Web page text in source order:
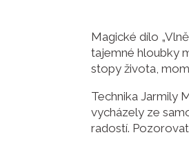
Magické dílo
tajemné hloubky
stopy života,
Technika Jarmily
vycházely ze
radostí.